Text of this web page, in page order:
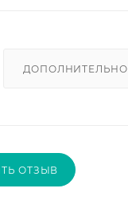
ДОПОЛНИТЕЛЬНО
ОТЗЫВ